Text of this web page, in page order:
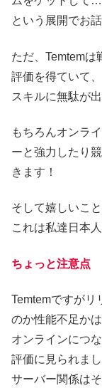
という展開でお
ただ、Temtemは
評価を得ていて
スキルに無駄が
もちろんオンラ
ーと強力したり
きます！
そして嬉しいこ
これは私達日本
ちょっと注意点
Temtemですがリ
のか性能不足か
オンラインにつ
評価に見られまし
サーバー関係は